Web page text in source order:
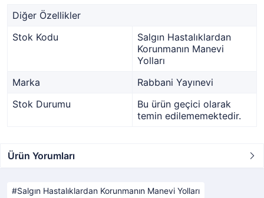
Diğer Özellikler
Stok Kodu
Salgın Hastalıklardan
Korunmanın Manevi
Yolları
Marka
Rabbani Yayınevi
Stok Durumu
Bu ürün geçici olarak
temin edilememektedir.
Ürün Yorumları
Salgın Hastalıklardan Korunmanın Manevi Yolları